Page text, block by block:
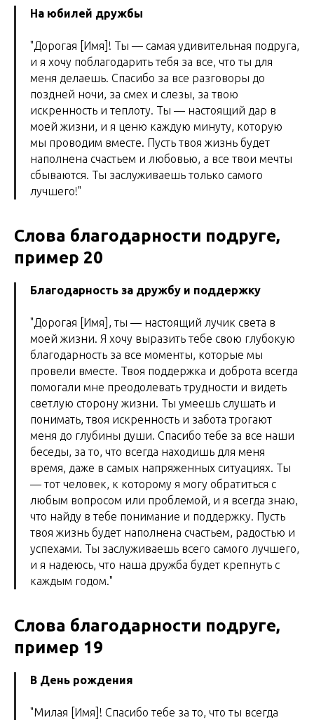
На юбилей дружбы
"Дорогая [Имя]! Ты — самая удивительная подруга,
и я хочу поблагодарить тебя за все, что ты для
меня делаешь. Спасибо за все разговоры до
поздней ночи, за смех и слезы, за твою
искренность и теплоту. Ты — настоящий дар в
моей жизни, и я ценю каждую минуту, которую
мы проводим вместе. Пусть твоя жизнь будет
наполнена счастьем и любовью, а все твои мечты
сбываются. Ты заслуживаешь только самого
лучшего!"
Слова благодарности подруге,
пример 20
Благодарность за дружбу и поддержку
"Дорогая [Имя], ты — настоящий лучик света в
моей жизни. Я хочу выразить тебе свою глубокую
благодарность за все моменты, которые мы
провели вместе. Твоя поддержка и доброта всегда
помогали мне преодолевать трудности и видеть
светлую сторону жизни. Ты умеешь слушать и
понимать, твоя искренность и забота трогают
меня до глубины души. Спасибо тебе за все наши
беседы, за то, что всегда находишь для меня
время, даже в самых напряженных ситуациях. Ты
— тот человек, к которому я могу обратиться с
любым вопросом или проблемой, и я всегда знаю,
что найду в тебе понимание и поддержку. Пусть
твоя жизнь будет наполнена счастьем, радостью и
успехами. Ты заслуживаешь всего самого лучшего,
и я надеюсь, что наша дружба будет крепнуть с
каждым годом."
Слова благодарности подруге,
пример 19
В День рождения
"Милая [Имя]! Спасибо тебе за то, что ты всегда